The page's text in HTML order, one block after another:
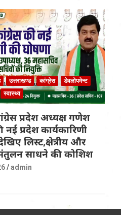
उत्तराखण्ड कांग्रेस
डेवलोपमेन्ट
स्वास्थ्य
प्रदेश अध्यक्ष गणेश
नई प्रदेश कार्यकारिणी
लिस्ट,क्षेत्रीय और
साधने की कोशिश
admin